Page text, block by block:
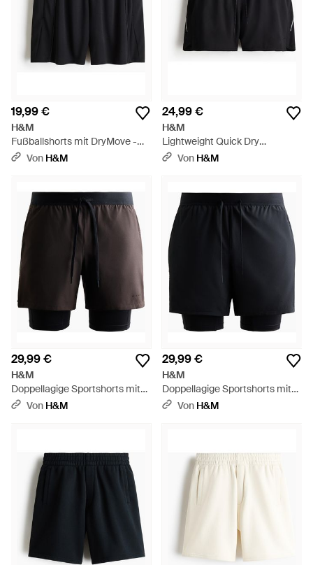
19,99 €
H&M
Fußballshorts mit DryMove -
Schwarz
Von H&M
24,99 €
H&M
Lightweight Quick Dry
Laufshorts - Schwarz
Von H&M
29,99 €
H&M
Doppellagige Sportshorts mit
DryMove - Schwarz
Von H&M
29,99 €
H&M
Doppellagige Sportshorts mit
DryMove - Blau
Von H&M